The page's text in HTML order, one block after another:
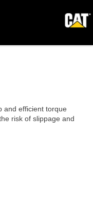
and efficient torque
risk of slippage and